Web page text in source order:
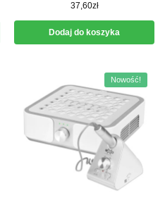
37,60zł
Dodaj do koszyka
Nowość!